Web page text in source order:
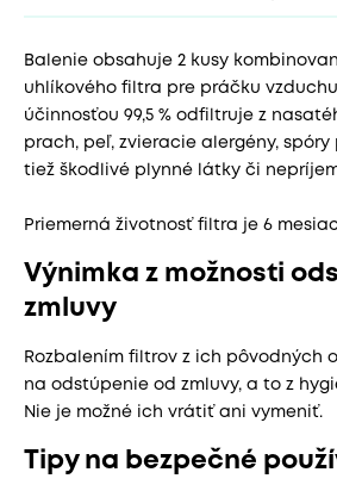
Balenie obsahuje 2 kusy
uhlíkového filtra pre práčku vzduchu
účinnosťou 99,5 % odfiltruje z
prach, peľ, zvieracie alergény,
tiež škodlivé plynné látky či
Priemerná životnosť filtra je 6
Výnimka z možnosti
zmluvy
Rozbalením filtrov z ich pôvodných
na odstúpenie od zmluvy, a to z
Nie je možné ich vrátiť ani vymeniť.
Tipy na bezpečné